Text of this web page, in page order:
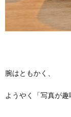
腕はともかく、
ようやく「写真が